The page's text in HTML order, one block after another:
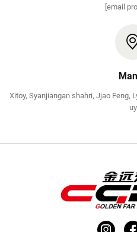
[email
Xitoy, Syanjiangan shahri, Jjao Feng,
uy